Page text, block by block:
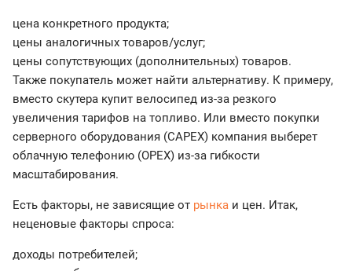
цена конкретного продукта;
цены аналогичных товаров/услуг;
цены сопутствующих (дополнительных) товаров.
Также покупатель может найти альтернативу. К примеру,
вместо скутера купит велосипед из-за резкого
увеличения тарифов на топливо. Или вместо покупки
серверного оборудования (CAPEX) компания выберет
облачную телефонию (OPEX) из-за гибкости
масштабирования.
Есть факторы, не зависящие от рынка и цен. Итак,
неценовые факторы спроса:
доходы потребителей;